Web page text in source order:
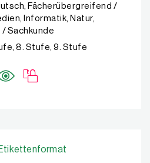
Fächerübergreifend /
Informatik, Natur,
Sachkunde
8. Stufe, 9. Stufe